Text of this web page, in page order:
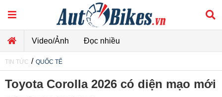
Video/Ảnh Đọc nhiều
TIN TỨC / QUỐC TẾ
Toyota Corolla 2026 có diện mạo mới